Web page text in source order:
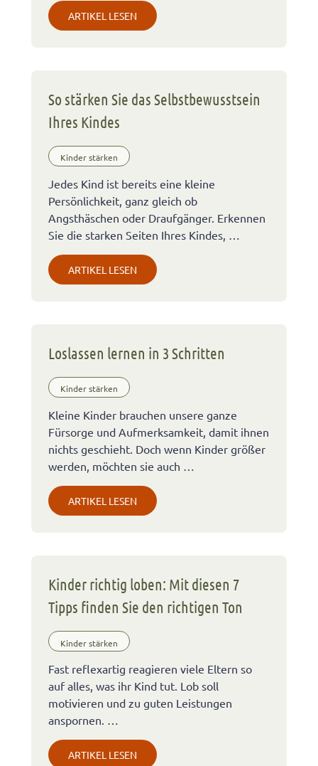
ARTIKEL LESEN
So stärken Sie das Selbstbewusstsein
Ihres Kindes
Kinder stärken
Jedes Kind ist bereits eine kleine
Persönlichkeit, ganz gleich ob
Angsthäschen oder Draufgänger. Erkennen
Sie die starken Seiten Ihres Kindes, …
ARTIKEL LESEN
Loslassen lernen in 3 Schritten
Kinder stärken
Kleine Kinder brauchen unsere ganze
Fürsorge und Aufmerksamkeit, damit ihnen
nichts geschieht. Doch wenn Kinder größer
werden, möchten sie auch …
ARTIKEL LESEN
Kinder richtig loben: Mit diesen 7
Tipps finden Sie den richtigen Ton
Kinder stärken
Fast reflexartig reagieren viele Eltern so
auf alles, was ihr Kind tut. Lob soll
motivieren und zu guten Leistungen
anspornen. …
ARTIKEL LESEN